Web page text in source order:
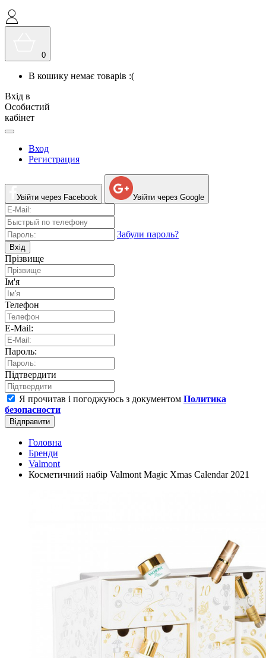
0
В кошику немає товарів :(
Вхід в
Особистий
кабінет
Вход
Регистрация
Увійти через Facebook Увійти через Google
Забули пароль?
Вхід
Прізвище
Ім'я
Телефон
E-Mail:
Пароль:
Підтвердити
Я прочитав і погоджуюсь з документом Политика
безопасности
Відправити
Головна
Бренди
Valmont
Косметичний набір Valmont Magic Xmas Calendar 2021